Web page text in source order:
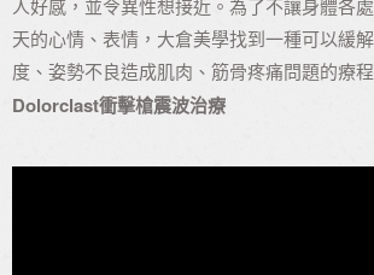
人好感，並令異性想接近。為了不讓身體各
天的心情、表情，大倉美學找到一種可以緩
度、姿勢不良造成肌肉、筋骨疼痛問題的療
Dolorclast衝擊槍震波治療